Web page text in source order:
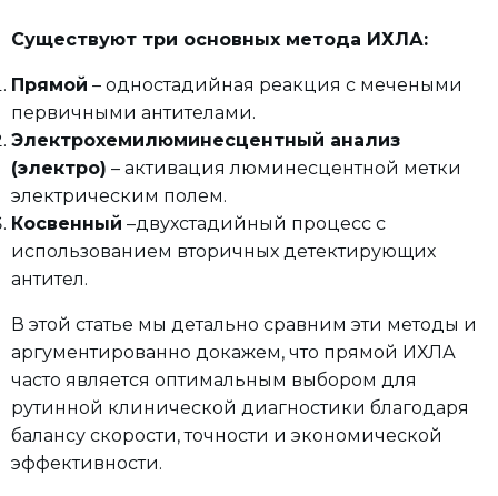
Существуют три основных метода ИХЛА:
Прямой – одностадийная реакция с мечеными
первичными антителами.
Электрохемилюминесцентный анализ
(электро) – активация люминесцентной метки
электрическим полем.
Косвенный –двухстадийный процесс с
использованием вторичных детектирующих
антител.
В этой статье мы детально сравним эти методы и
аргументированно докажем, что прямой ИХЛА
часто является оптимальным выбором для
рутинной клинической диагностики благодаря
балансу скорости, точности и экономической
эффективности.